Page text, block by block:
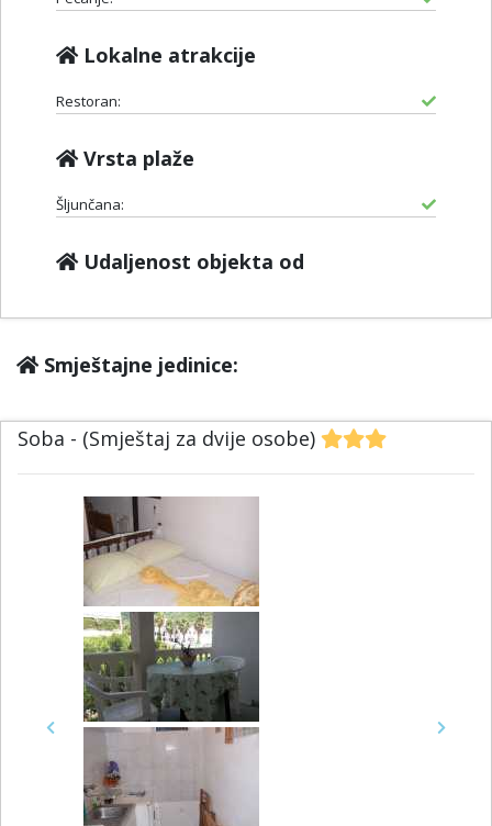
Lokalne atrakcije
Restoran:
Vrsta plaže
Šljunčana:
Udaljenost objekta od
Smještajne jedinice:
Soba - (Smještaj za dvije osobe)
Previous Next